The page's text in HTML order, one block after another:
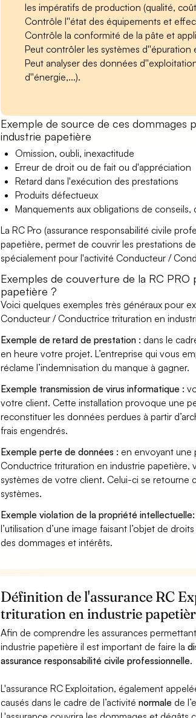
les impératifs de production (qualité,
Contrôle l''état des équipements et
Contrôle la conformité de la pâte et
Peut contrôler les systèmes d''épuration
Peut analyser des données
d''énergie,...).
Exemple de source de ces
industrie papetière
Omission, oubli, inexactitude
Erreur de droit ou de fait ou d'appréciation
Retard dans l'exécution des prestations
Produits défectueux
Manquements aux obligations de
La RC Pro (assurance responsabilité civile
papetière, permet de couvrir les prestations
spécialement pour l'activité Conducteur /
Exemples de couverture de la RC
papetière ?
Voici quelques exemples très généraux pour
Conducteur / Conductrice trituration en
Exemple de retard de prestation : dans le
en heure votre projet. L’entreprise qui vous
réclame l’indemnisation du manque à gagner.
Exemple transmission de virus informatique :
votre client. Cette installation provoque une
reconstituer les données perdues à partir
frais engendrés.
Exemple perte de données : en envoyant une
Conductrice trituration en industrie papetière,
systèmes de votre client. Celui-ci se retourne
systèmes.
Exemple violation de la propriété intellectuelle:
l’utilisation d’une image faisant l’objet de
des dommages et intérêts.
Définition de l'assurance RC
trituration en industrie
Afin de comprendre les assurances
industrie papetière il est important de faire la
assurance responsabilité civile professionnelle.
L'assurance RC Exploitation, également
causés dans le cadre de l’activiténormale de